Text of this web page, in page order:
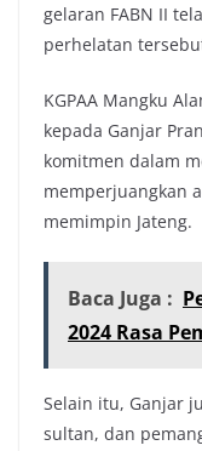
gelaran FABN II
perhelatan
KGPAA Mangku
kepada Ganjar
komitmen dalam
memperjuangkan
memimpin Jateng.
Baca Juga :
2024 Rasa
Selain itu, Ganjar
sultan, dan